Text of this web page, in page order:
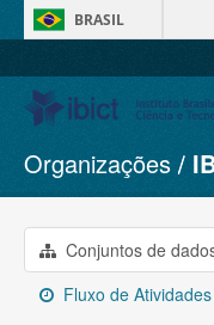
BRASIL
Conjuntos de dados
Organizações
Grupos
Sobre
Organizações
Conjuntos de
Fluxo de Atividades